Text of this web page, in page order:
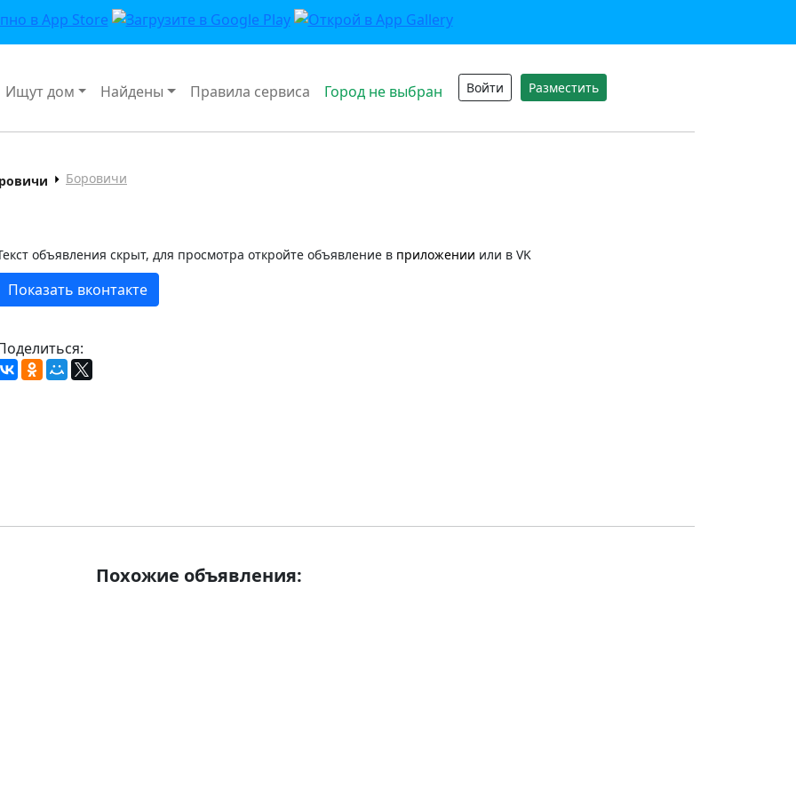
Ищут дом Найдены Правила сервиса Город не выбран Войти Разместить
Боровичи
объявления скрыт, для просмотра откройте объявление в приложении или в VK
Показать вконтакте
Похожие объявления: